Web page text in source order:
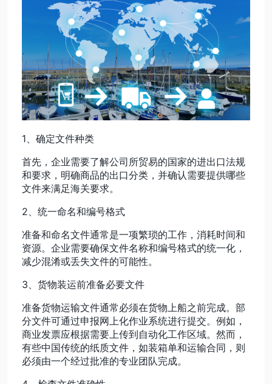
关于我们
1、确定文件种类
首先，企业需要了解公司所贸易的国家的进出口法规
和要求，明确商品的出口分类，并确认需要提供哪些
文件来满足海关要求。
2、统一命名和编号格式
准备和命名文件通常是一项繁琐的工作，消耗时间和
资源。企业需要确保文件名称和编号格式的统一化，
减少混淆或丢失文件的可能性。
3、货物装运前准备必要文件
准备货物运输文件通常必须在货物上船之前完成。部
分文件可通过申报网上化作业系统进行提交。例如，
商业发票应根据需要上传到自动化工作区域。然而，
有些中国传统的纸质文件，如装箱单和运输合同，则
必须由一个经过批准的专业团队完成。